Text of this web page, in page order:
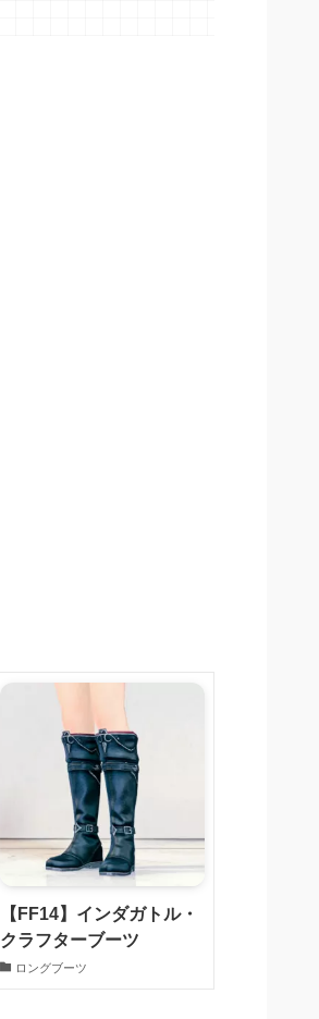
【FF14】インダガトル・
クラフターブーツ
ロングブーツ